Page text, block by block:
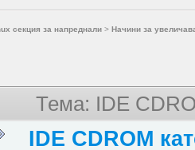
секция за напреднали> Начини за
Тема: IDE
IDE CDROM